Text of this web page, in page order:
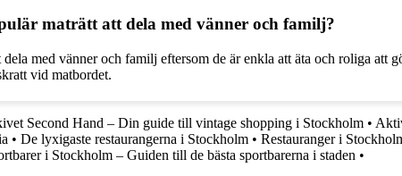
maträtt att dela med vänner och familj?
med vänner och familj eftersom de är enkla att äta och roliga
vid matbordet.
Second Hand – Din guide till vintage shopping i Stockholm •
• De lyxigaste restaurangerna i Stockholm • Restauranger i
i Stockholm – Guiden till de bästa sportbarerna i staden •